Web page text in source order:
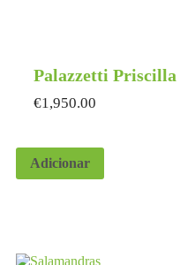
Palazzetti Priscilla
€1,950.00
Adicionar